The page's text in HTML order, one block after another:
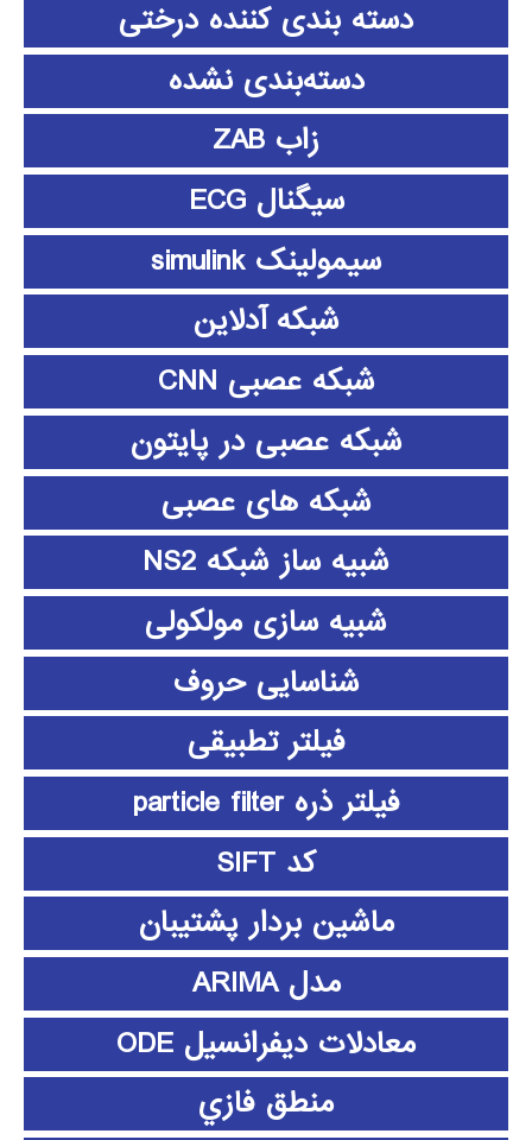
دسته بندی کننده درختی
دسته‌بندی نشده
زاب ZAB
سیگنال ECG
سیمولینک simulink
شبکه آدلاین
شبکه عصبی CNN
شبکه عصبی در پایتون
شبکه های عصبی
شبیه ساز شبکه NS2
شبیه سازی مولکولی
شناسایی حروف
فیلتر تطبیقی
فیلتر ذره particle filter
کد SIFT
ماشین بردار پشتیبان
مدل ARIMA
معادلات دیفرانسیل ODE
منطق فازي